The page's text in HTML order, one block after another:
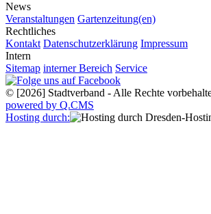
News
Veranstaltungen Gartenzeitung(en)
Rechtliches
Kontakt Datenschutzerklärung Impressum
Intern
Sitemap interner Bereich Service
© [2026] Stadtverband - Alle Rechte
powered by Q.CMS
Hosting durch: